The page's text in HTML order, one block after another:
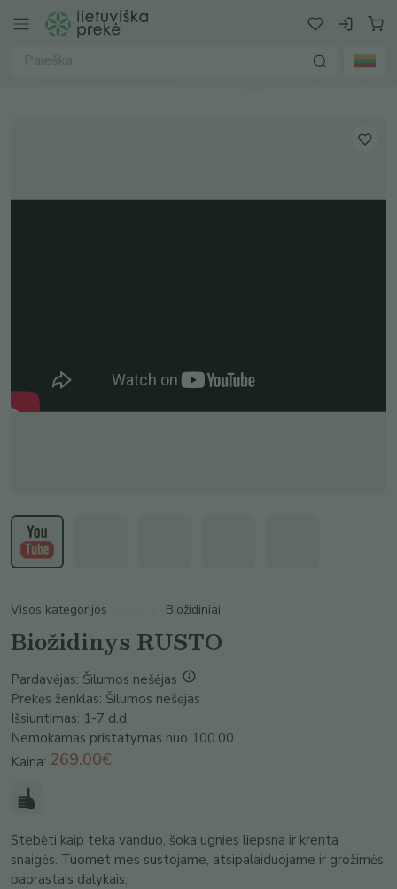
Visos kategorijos Biožidiniai
Biožidinys RUSTO
Pardavėjas: Šilumos nešėjas
Prekės ženklas: Šilumos nešėjas
Išsiuntimas: 1-7 d.d.
Nemokamas pristatymas nuo 100.00
Kaina: 269.00€
Stebėti kaip teka vanduo, šoka ugnies liepsna ir krenta
snaigės. Tuomet mes sustojame, atsipalaiduojame ir grožimės
paprastais dalykais.